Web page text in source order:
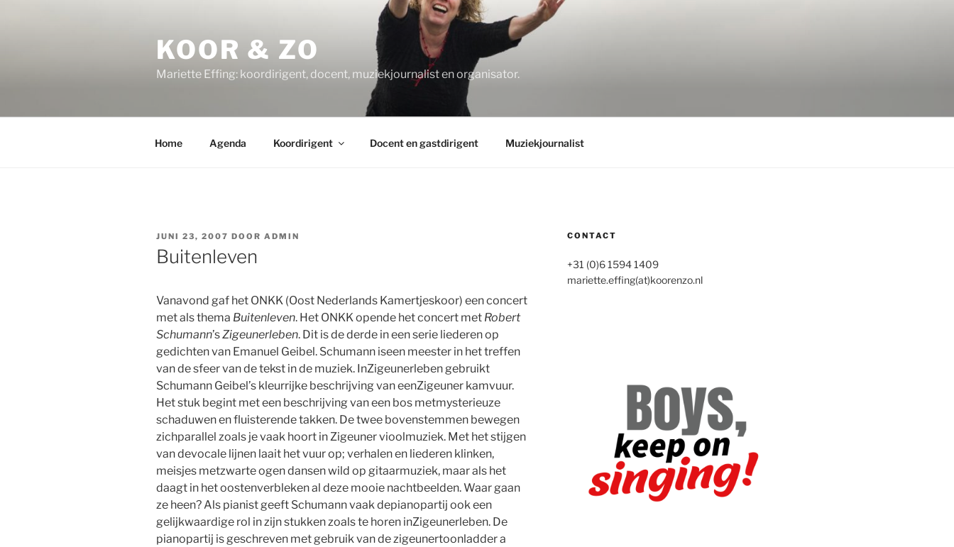
KOOR & ZO
Mariette Effing: koordirigent, docent, muziekjournalist en organisator.
Home Agenda Koordirigent Docent en gastdirigent Muziekjournalist
GEPLAATST
OP
JUNI 23, 2007 DOOR ADMIN
Buitenleven
Vanavond gaf het ONKK (Oost Nederlands Kamertjeskoor) een concert
met als thema Buitenleven. Het ONKK opende het concert met Robert
Schumann’sZigeunerleben. Dit is de derde in een serie liederen op
gedichten van Emanuel Geibel. Schumann iseen meester in het treffen
van de sfeer van de tekst in de muziek. InZigeunerleben gebruikt
Schumann Geibel’s kleurrijke beschrijving van eenZigeuner kamvuur.
Het stuk begint met een beschrijving van een bos metmysterieuze
schaduwen en fluisterende takken. De twee bovenstemmen bewegen
zichparallel zoals je vaak hoort in Zigeuner vioolmuziek. Met het stijgen
van devocale lijnen laait het vuur op; verhalen en liederen klinken,
meisjes metzwarte ogen dansen wild op gitaarmuziek, maar als het
daagt in het oostenverbleken al deze mooie nachtbeelden. Waar gaan
ze heen? Als pianist geeft Schumann vaak depianopartij ook een
gelijkwaardige rol in zijn stukken zoals te horen inZigeunerleben. De
pianopartij is geschreven met gebruik van de zigeunertoonladder a
CONTACT
+31 (0)6 1594 1409
mariette.effing(at)koorenzo.nl